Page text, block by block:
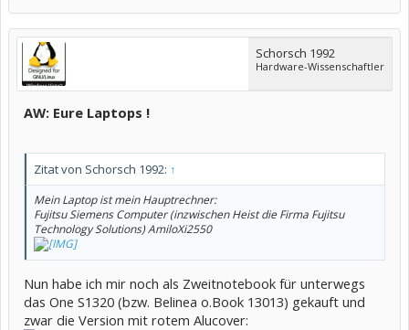
Schorsch 1992
Hardware-Wissenschaftler
AW: Eure Laptops !
Zitat von Schorsch 1992: ↑
Mein Laptop ist mein Hauptrechner:
Fujitsu Siemens Computer (inzwischen Heist die Firma Fujitsu
Technology Solutions) AmiloXi2550
Nun habe ich mir noch als Zweitnotebook für unterwegs
das One S1320 (bzw. Belinea o.Book 13013) gekauft und
zwar die Version mit rotem Alucover: